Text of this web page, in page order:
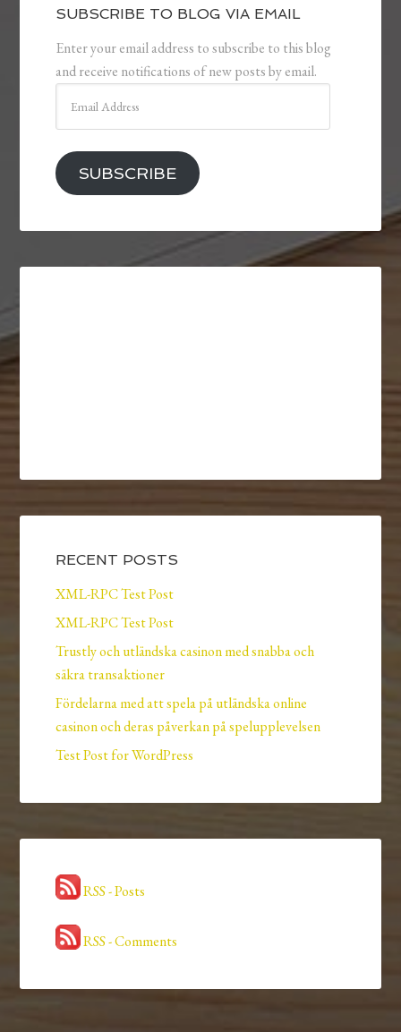
SUBSCRIBE TO BLOG VIA EMAIL
Enter your email address to subscribe to this blog
and receive notifications of new posts by email.
Address
SUBSCRIBE
RECENT POSTS
XML-RPC Test Post
XML-RPC Test Post
Trustly och utländska casinon med snabba och
säkra transaktioner
Fördelarna med att spela på utländska online
casinon och deras påverkan på spelupplevelsen
Test Post for WordPress
RSS - Posts
RSS - Comments